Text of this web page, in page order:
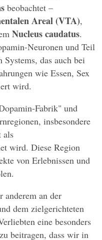
beobachtet –
Areal (VTA),
Nucleus caudatus.
Neuronen und Teil
Systems, das auch bei
wie Essen, Sex
wird.
Fabrik" und
insbesondere
als
wird. Diese Region
von Erlebnissen und
anderem an der
dem zielgerichteten
eine besonders
beitragen, dass wir in